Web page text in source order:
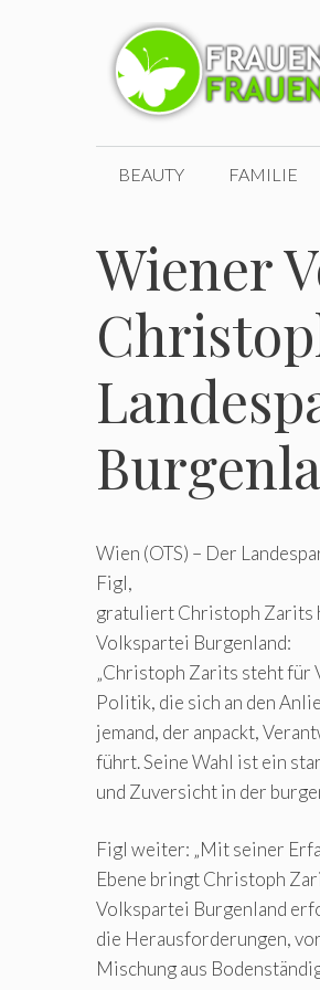
BEAUTY FAMILIE
Wiener
Wien (OTS) – Der
Figl,
gratuliert Christoph Zarits
Volkspartei Burgenland:
„Christoph Zarits steht für
Politik, die sich an den
jemand, der anpackt,
führt. Seine Wahl ist ein
und Zuversicht in der
Figl weiter: „Mit seiner
Ebene bringt Christoph
Volkspartei Burgenland
die Herausforderungen,
Mischung aus